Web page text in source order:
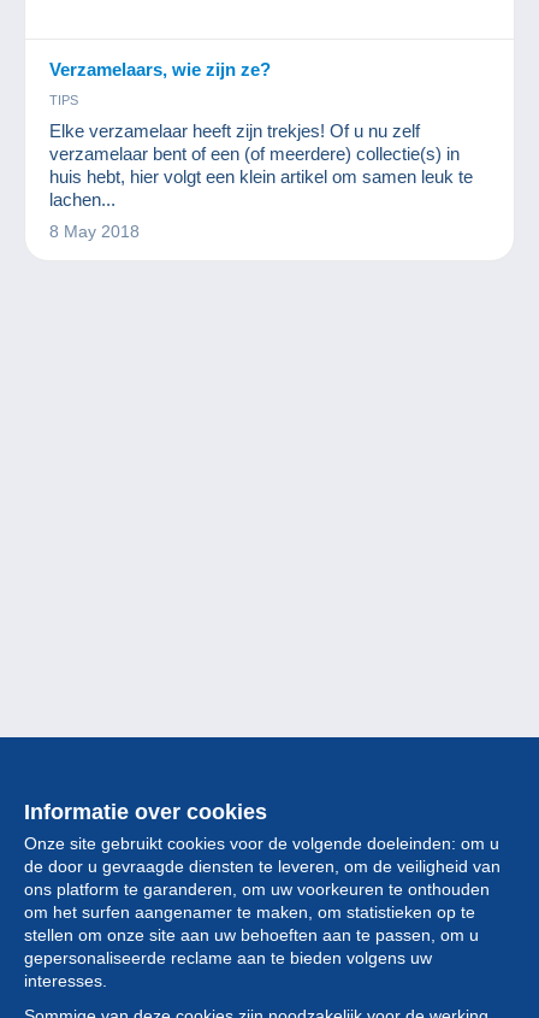
Verzamelaars, wie zijn ze?
TIPS
Elke verzamelaar heeft zijn trekjes! Of u nu zelf
verzamelaar bent of een (of meerdere) collectie(s) in
huis hebt, hier volgt een klein artikel om samen leuk te
lachen...
8 May 2018
Informatie over cookies
Onze site gebruikt cookies voor de volgende doeleinden: om u
de door u gevraagde diensten te leveren, om de veiligheid van
ons platform te garanderen, om uw voorkeuren te onthouden
om het surfen aangenamer te maken, om statistieken op te
stellen om onze site aan uw behoeften aan te passen, om u
gepersonaliseerde reclame aan te bieden volgens uw
interesses.
Collectie